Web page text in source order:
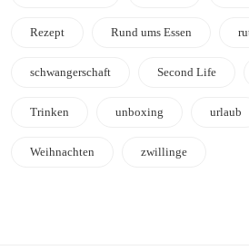
Rezept Rund ums Essen
schwangerschaft Second Life
Trinken unboxing urlaub
Weihnachten zwillinge